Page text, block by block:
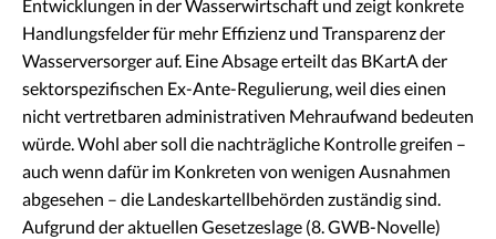
Entwicklungen in der Wasserwirtschaft und zeigt konkrete
Handlungsfelder für mehr Effizienz und Transparenz der
Wasserversorger auf. Eine Absage erteilt das BKartA der
sektorspezifischen Ex-Ante-Regulierung, weil dies einen
nicht vertretbaren administrativen Mehraufwand bedeuten
würde. Wohl aber soll die nachträgliche Kontrolle greifen –
auch wenn dafür im Konkreten von wenigen Ausnahmen
abgesehen – die Landeskartellbehörden zuständig sind.
Aufgrund der aktuellen Gesetzeslage (8. GWB-Novelle)